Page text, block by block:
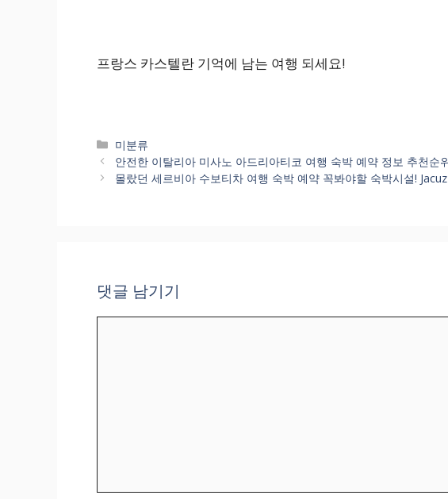
프랑스 카스텔란 기억에 남는 여행 되세요!
카
테
고
미분류
안전한 이탈리아 미사노 아드리아티코 여행 숙박 예약 정보 추천
몰랐던 세르비아 수보티차 여행 숙박 예약 꼭봐야할 숙박시설!
댓글 남기기